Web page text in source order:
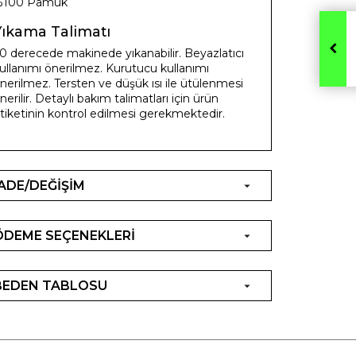
Talimatı
derecede makinede yıkanabilir. Beyazlatıcı
önerilmez. Kurutucu kullanımı
Tersten ve düşük ısı ile ütülenmesi
Detaylı bakım talimatları için ürün
kontrol edilmesi gerekmektedir.
DEĞİŞİM
SEÇENEKLERİ
TABLOSU